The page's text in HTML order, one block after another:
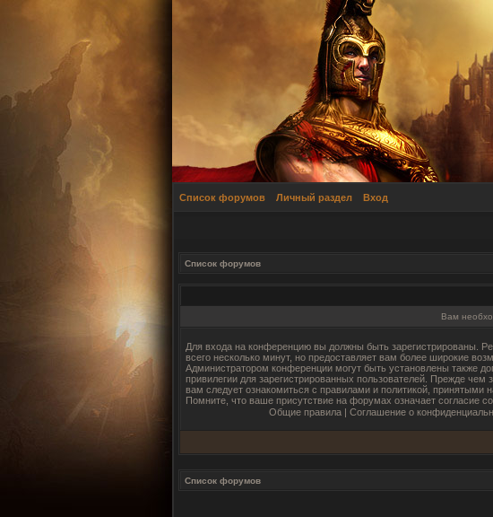
Список форумов Личный раздел Вход
Список форумов
Вам
Для входа на конференцию вы должны быть зарегистрированы.
всего несколько минут, но предоставляет вам более широкие
Администратором конференции могут быть установлены также
привилегии для зарегистрированных пользователей. Прежде чем
вам следует ознакомиться с правилами и политикой, принятыми
Помните, что ваше присутствие на форумах означает согласие со
Общие правила| Соглашение о
Список форумов